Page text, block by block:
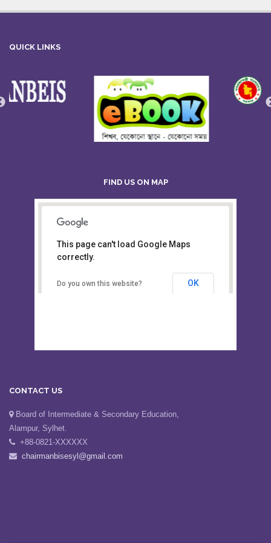
QUICK LINKS
Board of Intermediate &
Secondary Education, Alampur,
Sylhet
This page can't load Google Maps
Board of Intermediate & Secondary Education,
Alampur, Sylhet.
+88-0821-XXXXXX